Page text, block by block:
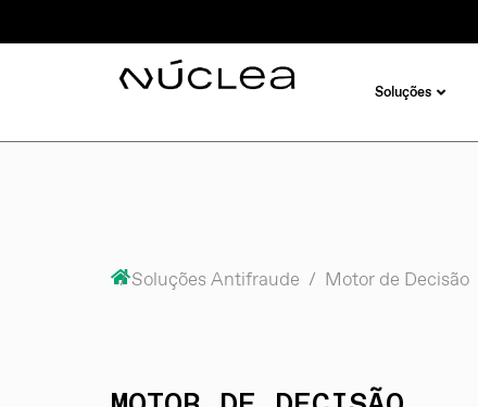
Soluções
/Soluções Antifraude / Motor de Decisão